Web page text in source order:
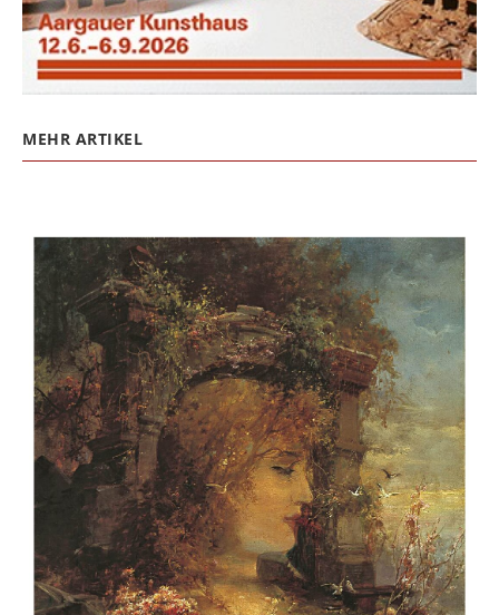
MEHR ARTIKEL